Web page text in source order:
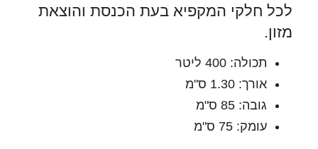
לכל חלקי המקפיא בעת הכנסת והוצאת
מזון.
תכולה: 400 ליטר
אורך: 1.30 ס"מ
גובה: 85 ס"מ
עומק: 75 ס"מ